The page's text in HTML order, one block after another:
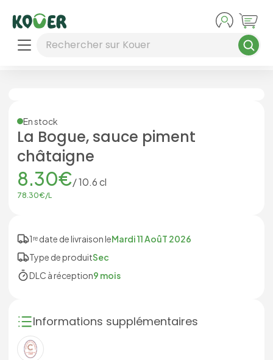
Rechercher sur Kouer
En stock
La Bogue, sauce piment
châtaigne
8.30€/10.6cl
78.30€/L
1ʳᵉ date de livraison leMardi 11 AoûT 2026
Type de produitSec
DLC à réception9 mois
Informations supplémentaires